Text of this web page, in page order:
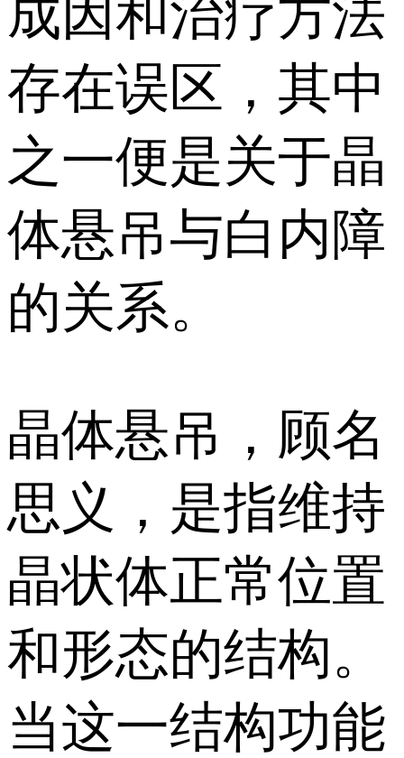
成因和治疗方法
存在误区，其中
之一便是关于晶
体悬吊与白内障
的关系。
晶体悬吊，顾名
思义，是指维持
晶状体正常位置
和形态的结构。
当这一结构功能